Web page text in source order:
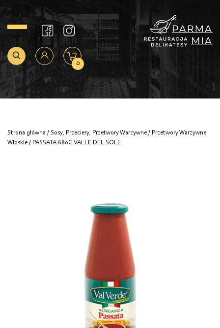
0
Strona główna / Sosy, Przeciery, Przetwory Warzywne / Przetwory Warzywne
Włoskie / PASSATA 680G VALLE DEL SOLE